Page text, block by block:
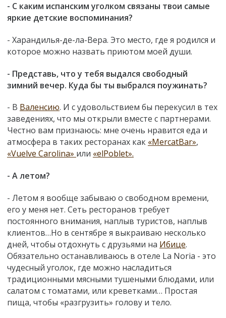
- С каким испанским уголком связаны твои самые
яркие детские воспоминания?
- Харандилья-де-ла-Вера. Это место, где я родился и
которое можно назвать приютом моей души.
- Представь, что у тебя выдался свободный
зимний вечер. Куда бы ты выбрался поужинать?
- В Валенсию. И с удовольствием бы перекусил в тех
заведениях, что мы открыли вместе с партнерами.
Честно вам признаюсь: мне очень нравится еда и
атмосфера в таких ресторанах как «MercatBar»,
«Vuelve Carolina» или «elPoblet».
- А летом?
- Летом я вообще забываю о свободном времени,
его у меня нет. Сеть ресторанов требует
постоянного внимания, наплыв туристов, наплыв
клиентов…Но в сентябре я выкраиваю несколько
дней, чтобы отдохнуть с друзьями на Ибице.
Обязательно останавливаюсь в отеле La Noria - это
чудесный уголок, где можно насладиться
традиционными мясными тушеными блюдами, или
салатом с томатами, или креветками… Простая
пища, чтобы «разгрузить» голову и тело.